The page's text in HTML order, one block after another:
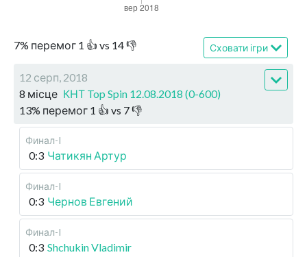
7% перемог 1 👍 vs 14👎 Сховати ігри
12 серп, 2018
8 місце КНТ Top Spin 12.08.2018 (0-600)
13% перемог 1 👍 vs 7👎
Финал-I
0:3 Чатикян Артур
Финал-I
0:3 Чернов Евгений
Финал-I
0:3 Shchukin Vladimir